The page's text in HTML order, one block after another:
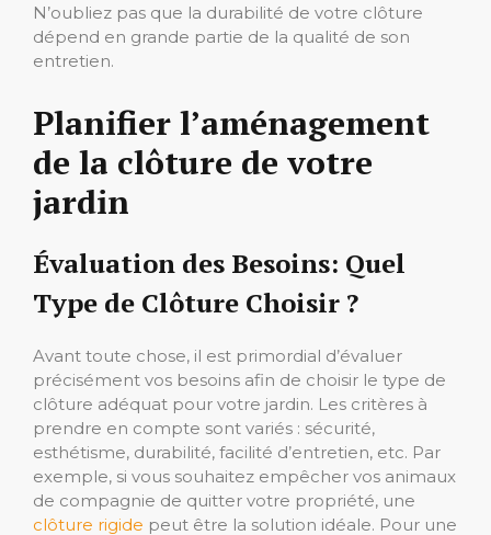
N’oubliez pas que la durabilité de votre clôture
dépend en grande partie de la qualité de son
entretien.
Planifier l’aménagement
de la clôture de votre
jardin
Évaluation des Besoins: Quel
Type de Clôture Choisir ?
Avant toute chose, il est primordial d’évaluer
précisément vos besoins afin de choisir le type de
clôture adéquat pour votre jardin. Les critères à
prendre en compte sont variés : sécurité,
esthétisme, durabilité, facilité d’entretien, etc. Par
exemple, si vous souhaitez empêcher vos animaux
de compagnie de quitter votre propriété, une
clôture rigide peut être la solution idéale. Pour une